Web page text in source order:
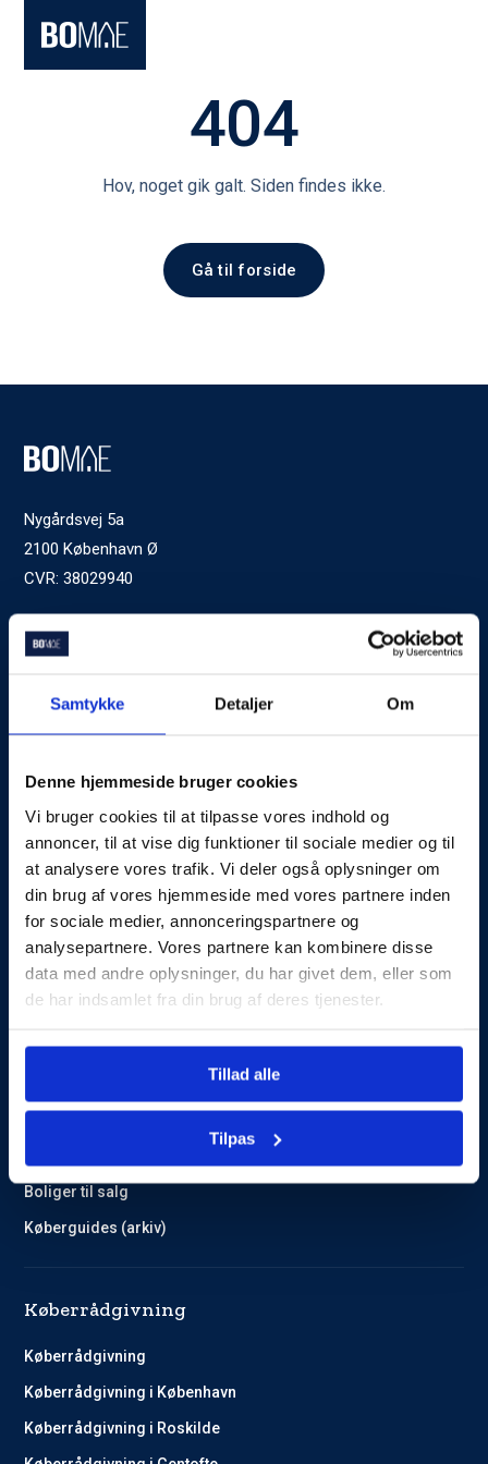
Samtykke Detaljer Om
Denne hjemmeside bruger cookies
Vi bruger cookies til at tilpasse vores indhold og
annoncer, til at vise dig funktioner til sociale medier og til
at analysere vores trafik. Vi deler også oplysninger om
din brug af vores hjemmeside med vores partnere inden
for sociale medier, annonceringspartnere og
analysepartnere. Vores partnere kan kombinere disse
data med andre oplysninger, du har givet dem, eller som
de har indsamlet fra din brug af deres tjenester.
Tillad alle
Tilpas
404
Hov, noget gik galt. Siden findes ikke.
Gå til forside
Nygårdsvej 5a
2100 København Ø
CVR: 38029940
Ved generelle henvendelser kontakt Bomae:
Tlf.72600400 , mandag til fredag 9:00-20:00
Om Bomae
Kontakt
Karriere
Mød Rådgiverne
Boliger til salg
Køberguides (arkiv)
Køberrådgivning
Køberrådgivning
Køberrådgivning i København
Køberrådgivning i Roskilde